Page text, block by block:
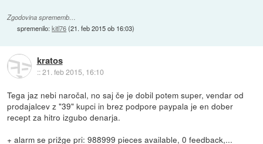
Zgodovina sprememb…
spremenilo:kitl76(21. feb 2015 ob 16:03)
kratos
::21. feb 2015, 16:10
Tega jaz nebi naročal, no saj če je dobil potem super, vendar od
prodajalcev z "39" kupci in brez podpore paypala je en dober
recept za hitro izgubo denarja.
+ alarm se prižge pri: 988999 pieces available, 0 feedback,...